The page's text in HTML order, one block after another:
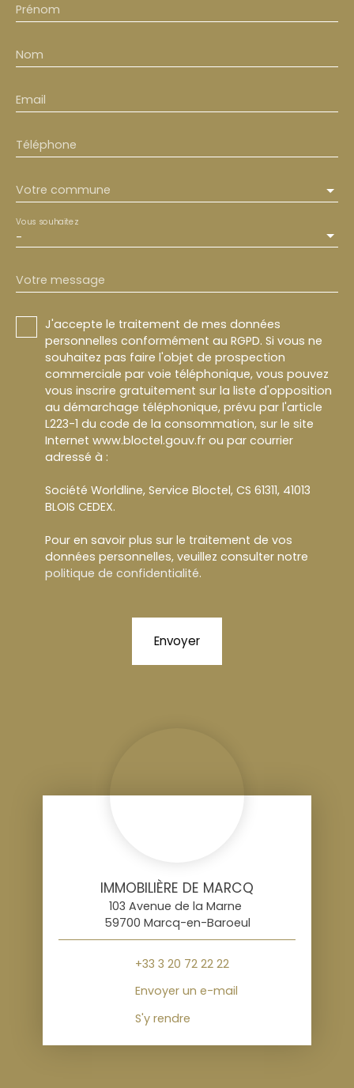
Prénom
Nom
Email
Téléphone
Votre commune
-
Vous souhaitez
Votre message
J'accepte le traitement de mes données
personnelles conformément au RGPD. Si vous ne
souhaitez pas faire l'objet de prospection
commerciale par voie téléphonique, vous pouvez
vous inscrire gratuitement sur la liste d'opposition
au démarchage téléphonique, prévu par l'article
L223-1 du code de la consommation, sur le site
Internet www.bloctel.gouv.fr ou par courrier
adressé à :
Société Worldline, Service Bloctel, CS 61311, 41013
BLOIS CEDEX.
Pour en savoir plus sur le traitement de vos
données personnelles, veuillez consulter notre
politique de confidentialité.
Envoyer
IMMOBILIÈRE DE MARCQ
103 Avenue de la Marne
59700 Marcq-en-Baroeul
+33 3 20 72 22 22
Envoyer un e-mail
S'y rendre